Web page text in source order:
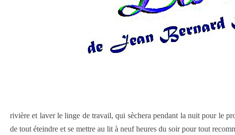
rivière et laver le linge de travail, qui sèchera pendant la nuit pour le
de tout éteindre et se mettre au lit à neuf heures du soir pour tout